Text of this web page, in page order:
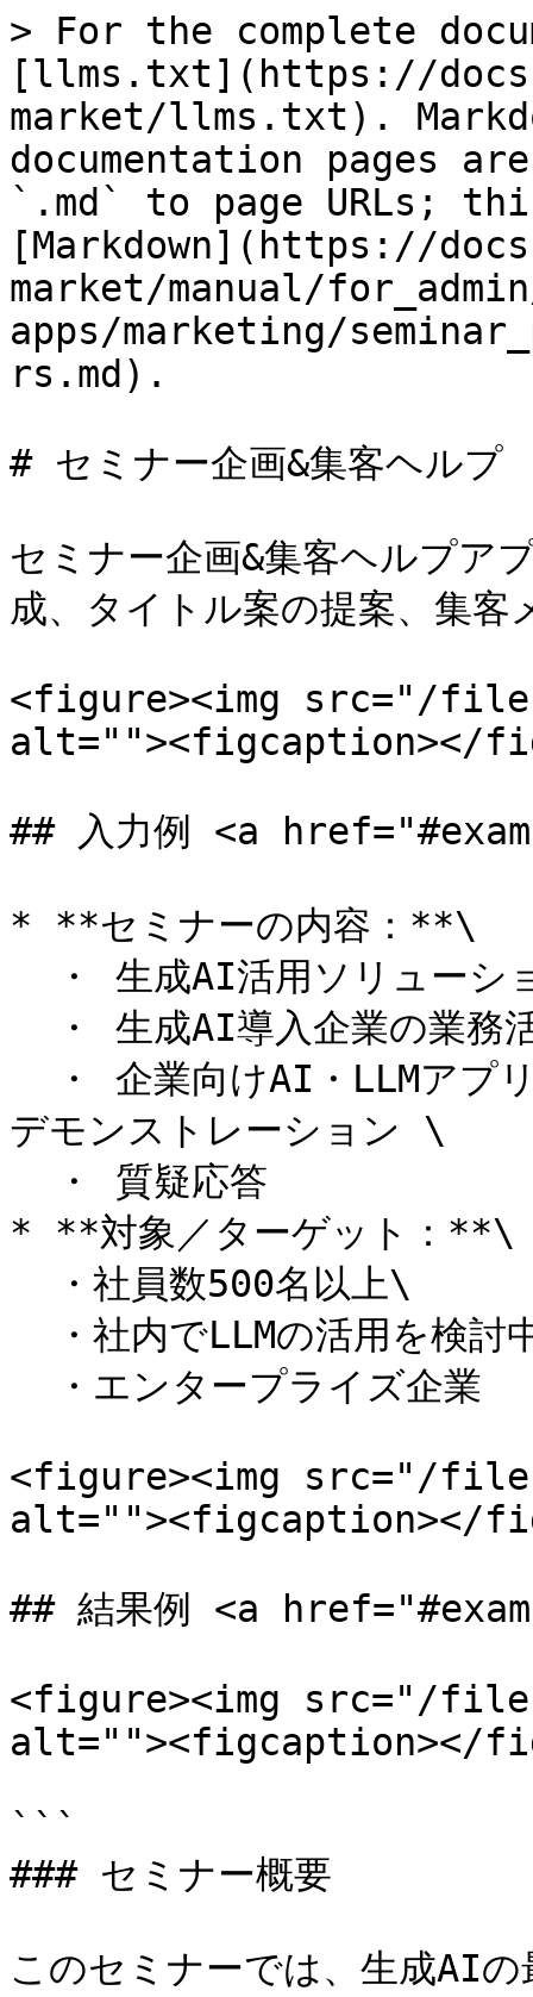
> For the complete
[llms.txt](https://
market/llms.txt).
documentation pages
`.md` to page URLs;
[Markdown](https://
market/manual/
apps/marketing/
rs.md).
# セミナー企画&集客ヘルプ
セミナー企画&集客ヘルプア
成、タイトル案の提案、集
<figure><img src="/
alt=""><figcaption></
## 入力例 <a
* **セミナーの内容：**\
デモンストレーション \
* **対象／ターゲット：**\
<figure><img src="/files/
alt=""><figcaption></
## 結果例 <a
<figure><img src="/files/
alt=""><figcaption></
```
### セミナー概要
このセミナーでは、生成AI